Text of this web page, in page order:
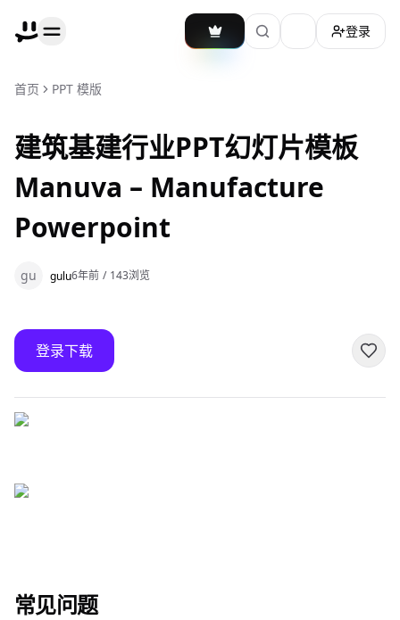
加载主题切换
登录
首页 PPT 模版
建筑基建行业PPT幻灯片模板
Manuva – Manufacture
Powerpoint
gu gulu6年前 / 143浏览
登录下载
常见问题